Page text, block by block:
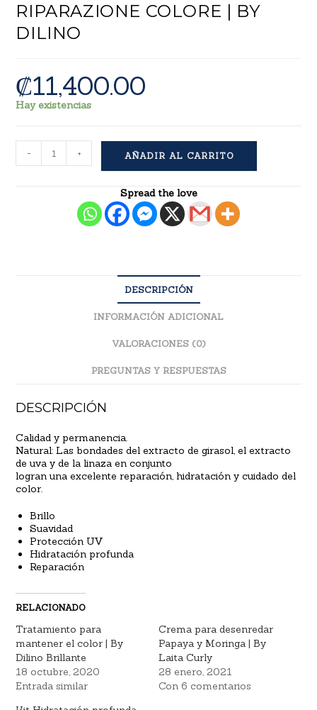
RIPARAZIONE COLORE | BY
DILINO
₡11,400.00
Hay existencias
- + AÑADIR AL CARRITO
Spread the love
DESCRIPCIÓN
INFORMACIÓN ADICIONAL
VALORACIONES (0)
PREGUNTAS Y RESPUESTAS
DESCRIPCIÓN
Calidad y permanencia.
Natural:Las bondades del extracto de girasol, el extracto
de uva y de la linaza en conjunto
logran una excelente reparación, hidratación y cuidado del
color.
Brillo
Suavidad
Protección UV
Hidratación profunda
Reparación
RELACIONADO
Tratamiento para
mantener el color | By
Dilino Brillante
18 octubre, 2020
Entrada similar
Crema para desenredar
Papaya y Moringa | By
Laita Curly
28 enero, 2021
Con 6 comentarios